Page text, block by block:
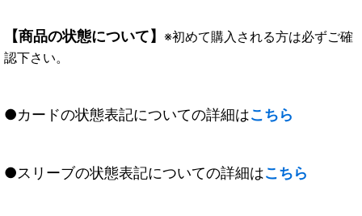
【商品の状態について】 ※初めて購入される方は必ずご確
認下さい。
●カードの状態表記についての詳細はこちら
●スリーブの状態表記についての詳細はこちら